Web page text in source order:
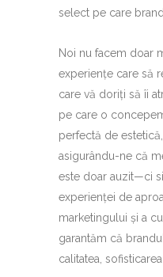
select pe care
Noi nu facem doar
experiențe care să
care vă doriți să îi
pe care o
perfectă de
asigurându-ne că
este doar auzit—ci
experienței de
marketingului și a
garantăm că
calitatea,